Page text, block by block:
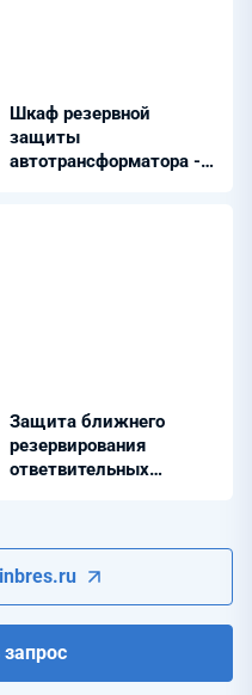
Шкаф резервной
защиты
автотрансформатора -
Защита ближнего
резервирования
ответвительных